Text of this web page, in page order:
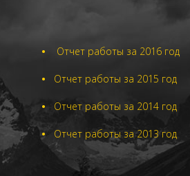
• Отчет работы за 2016 год
• Отчет работы за 2015 год
• Отчет работы за 2014 год
• Отчет работы за 2013 год